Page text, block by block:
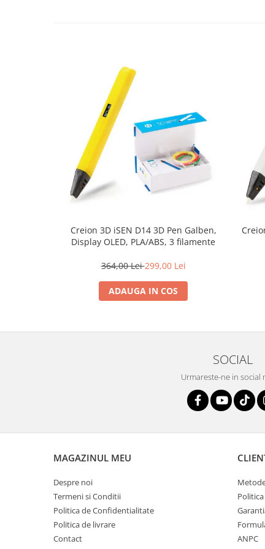
Creion 3D iSEN D14 3D Pen Galben,
Display OLED, PLA/ABS, 3 filamente
364,00 Lei299,00 Lei
ADAUGA IN COS
SOCIAL
Urmareste-ne in social
MAGAZINUL MEU
Despre noi
Termeni si Conditii
Politica de Confidentialitate
Politica de livrare
Contact
ANPC